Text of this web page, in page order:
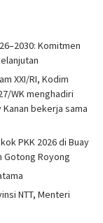
Komitmen
XXI/RI, Kodim
WK menghadiri
bekerja sama
PKK 2026 di Buay
Gotong Royong
NTT, Menteri